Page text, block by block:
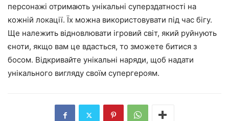
персонажі отримають унікальні суперздатності на
кожній локації. Їх можна використовувати під час бігу.
Ще належить відновлювати ігровий світ, який руйнують
єноти, якщо вам це вдасться, то зможете битися з
босом. Відкривайте унікальні наряди, щоб надати
унікального вигляду своїм супергероям.